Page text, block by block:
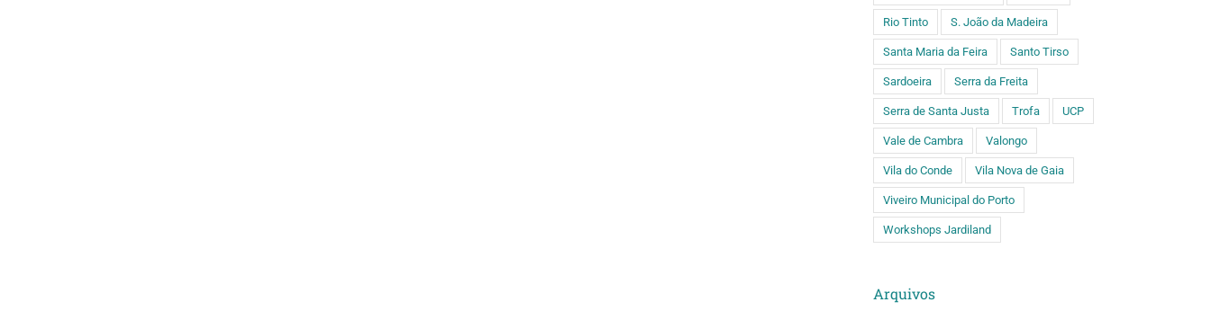
Rio Tinto S. João da Madeira
Santa Maria da Feira Santo Tirso
Sardoeira Serra da Freita
Serra de Santa Justa Trofa UCP
Vale de Cambra Valongo
Vila do Conde Vila Nova de Gaia
Viveiro Municipal do Porto
Workshops Jardiland
Arquivos